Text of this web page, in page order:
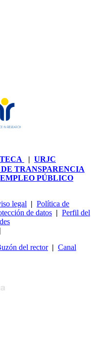
| URJC
TRANSPARENCIA
EMPLEO PÚBLICO
legal | Política de
de datos | Perfil del
del rector| Canal